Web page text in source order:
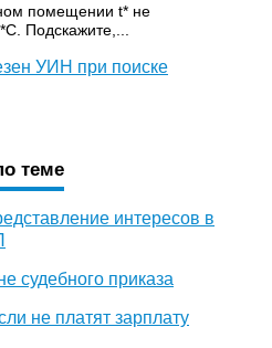
помещении t* не
Подскажите,...
УИН при поиске
теме
интересов в
судебного приказа
не платят зарплату